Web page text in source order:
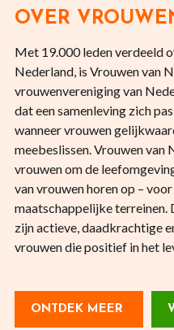
OVER
Met 19.000 leden verdeeld
Nederland, is Vrouwen van
vrouwenvereniging van
dat een samenleving zich
wanneer vrouwen
meebeslissen. Vrouwen
vrouwen om de
van vrouwen horen op –
maatschappelijke terreinen.
zijn actieve, daadkrachtige
vrouwen die positief in het
ONTDEK MEER